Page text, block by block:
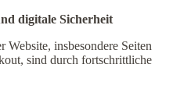
digitale Sicherheit
Website, insbesondere Seiten
sind durch fortschrittliche